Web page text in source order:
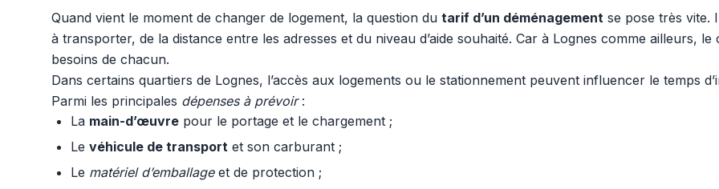
Quand vient le moment de changer de logement, la question du tarif d’un déménagement se pose très vite.
à transporter, de la distance entre les adresses et du niveau d’aide souhaité. Car à Lognes comme ailleurs,
besoins de chacun.
Dans certains quartiers de Lognes, l’accès aux logements ou le stationnement peuvent influencer le temps
Parmi les principales dépenses à prévoir:
La main-d’œuvre pour le portage et le chargement ;
Le véhicule de transport et son carburant ;
Le matériel d’emballageet de protection ;